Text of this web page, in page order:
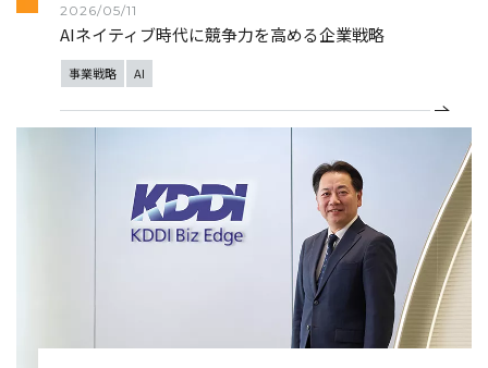
2026/05/11
AIネイティブ時代に競争力を高める企業戦略
事業戦略 AI